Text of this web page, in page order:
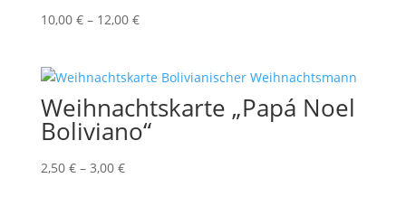
10,00 €– 12,00 €
Weihnachtskarte „Papá Noel
Boliviano“
2,50 €– 3,00 €